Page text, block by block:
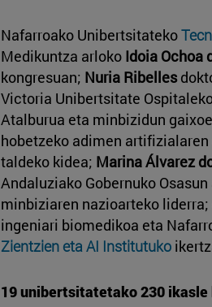
Nafarroako Unibertsitateko
Medikuntza arloko Idoia Ochoa
kongresuan; Nuria Ribelles
Victoria Unibertsitate
Atalburua eta minbizidun
hobetzeko adimen
taldeko kidea; Marina Álvarez
Andaluziako Gobernuko
minbiziaren nazioarteko liderra;
ingeniari biomedikoa eta
Zientzien eta AI Institutuko
19 unibertsitatetako 230 ikasle